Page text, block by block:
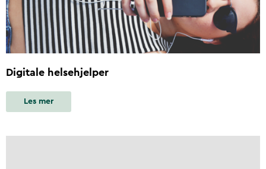
Digitale helsehjelper
Les mer